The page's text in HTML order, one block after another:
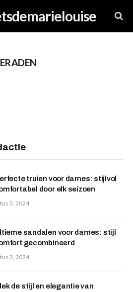
truien voor dames: stijlvol
door elk seizoen
3, 2024
sandalen voor dames: stijl
gecombineerd
3, 2024
de stijl en elegantie van